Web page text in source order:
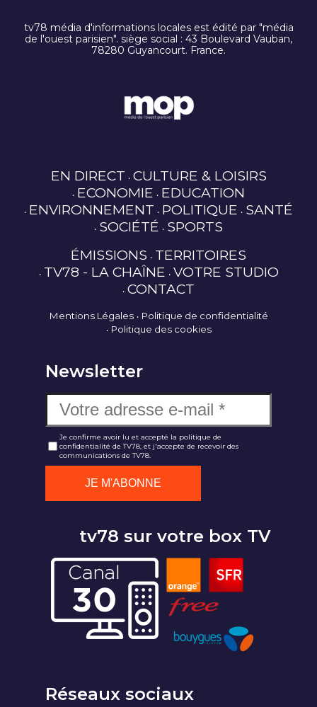
tv78 média d'informations locales est édité par "média
de l'ouest parisien". siège social : 43 Boulevard Vauban,
78280 Guyancourt. France.
EN DIRECT CULTURE & LOISIRS
ECONOMIE EDUCATION
ENVIRONNEMENT POLITIQUE SANTÉ
SOCIÉTÉ SPORTS
ÉMISSIONS TERRITOIRES
TV78 - LA CHAÎNE VOTRE STUDIO
CONTACT
Mentions Légales
Politique de confidentialité
Politique des cookies
Newsletter
Je confirme avoir lu et accepté la politique de
confidentialité de TV78, et j'accepte de recevoir des
communications de TV78.
tv78 sur votre box TV
Réseaux sociaux